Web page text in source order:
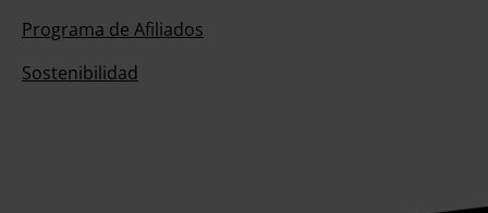
Programa de Afiliados
Sostenibilidad